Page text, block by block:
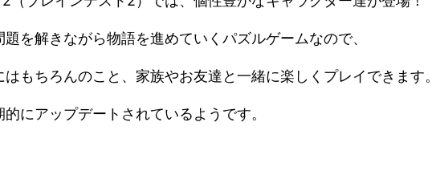
LLCが提供する大人気アプリ
（ブレインテスト2）~ひっかけ物語~」は、
ダウンロードされた世界中の人達に超人気な